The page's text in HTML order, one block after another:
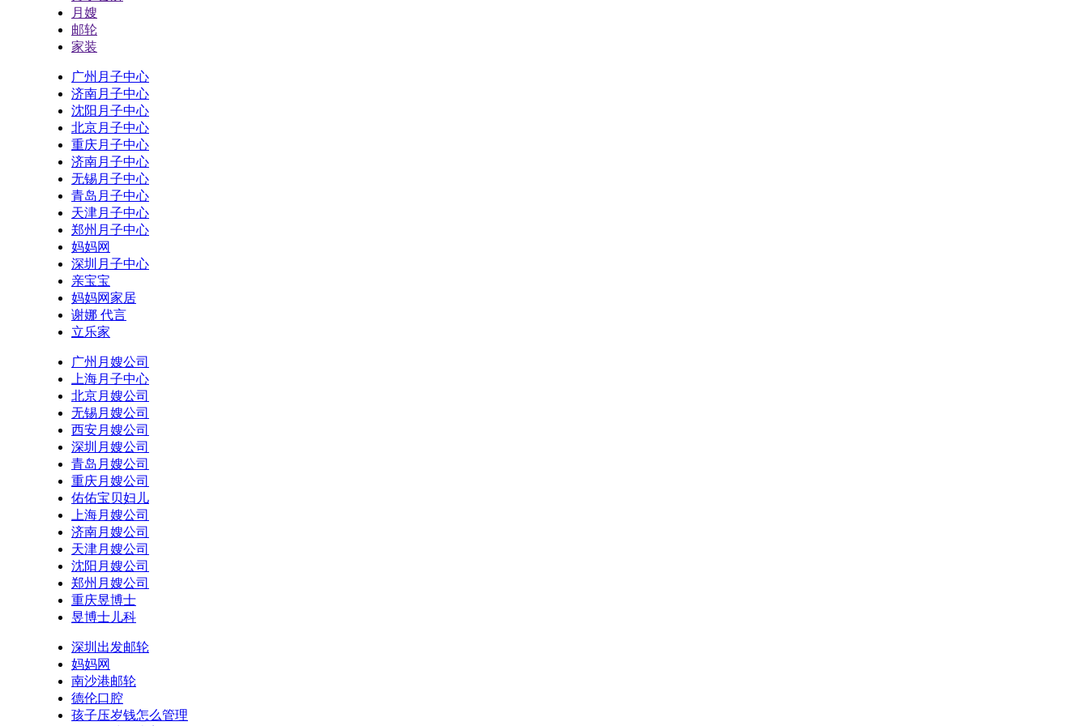
月嫂
邮轮
家装
广州月子中心
济南月子中心
沈阳月子中心
北京月子中心
重庆月子中心
济南月子中心
无锡月子中心
青岛月子中心
天津月子中心
郑州月子中心
妈妈网
深圳月子中心
亲宝宝
妈妈网家居
谢娜 代言
立乐家
广州月嫂公司
上海月子中心
北京月嫂公司
无锡月嫂公司
西安月嫂公司
深圳月嫂公司
青岛月嫂公司
重庆月嫂公司
佑佑宝贝妇儿
上海月嫂公司
济南月嫂公司
天津月嫂公司
沈阳月嫂公司
郑州月嫂公司
重庆昱博士
昱博士儿科
深圳出发邮轮
妈妈网
南沙港邮轮
德伦口腔
孩子压岁钱怎么管理